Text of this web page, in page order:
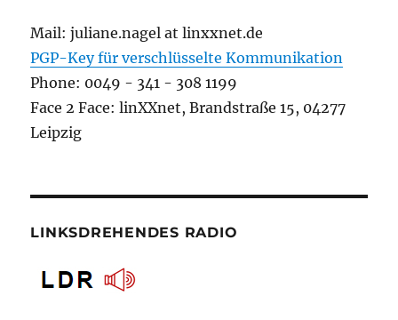
Mail: juliane.nagel at linxxnet.de
PGP-Key für verschlüsselte Kommunikation
Phone: 0049 - 341 - 308 1199
Face 2 Face: linXXnet, Brandstraße 15, 04277
Leipzig
LINKSDREHENDES RADIO